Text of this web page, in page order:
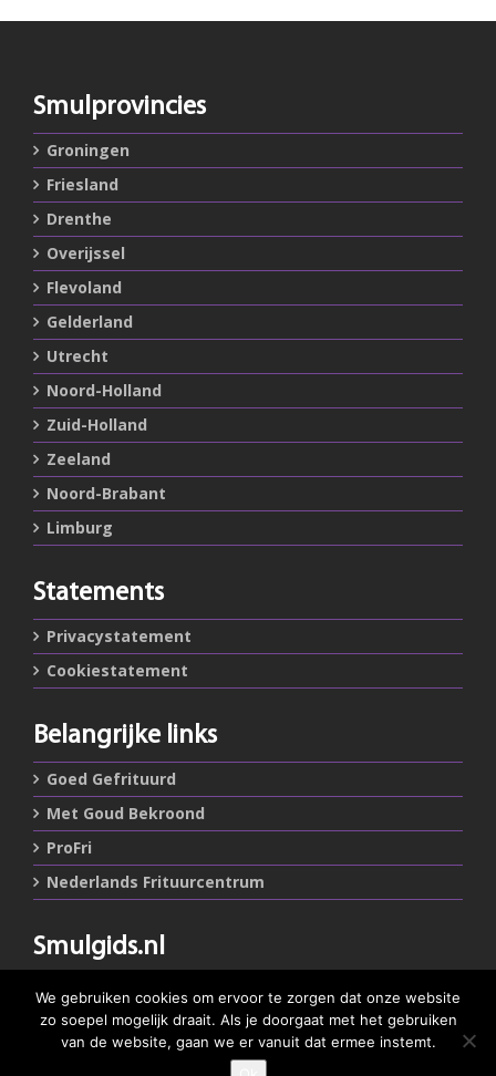
Smulprovincies
Groningen
Friesland
Drenthe
Overijssel
Flevoland
Gelderland
Utrecht
Noord-Holland
Zuid-Holland
Zeeland
Noord-Brabant
Limburg
Statements
Privacystatement
Cookiestatement
Belangrijke links
Goed Gefrituurd
Met Goud Bekroond
ProFri
Nederlands Frituurcentrum
Smulgids.nl
Blaarthemseweg 72
5502 JW Veldhoven
We gebruiken cookies om ervoor te zorgen dat onze website
zo soepel mogelijk draait. Als je doorgaat met het gebruiken
van de website, gaan we er vanuit dat ermee instemt.